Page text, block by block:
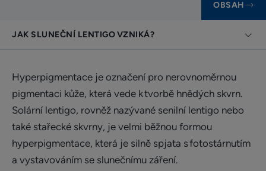
OBSAH
JAK SLUNEČNÍ LENTIGO VZNIKÁ?
Hyperpigmentace je označení pro nerovnoměrnou
pigmentaci kůže, která vede k tvorbě hnědých skvrn.
Solární lentigo, rovněž nazývané senilní lentigo nebo
také stařecké skvrny, je velmi běžnou formou
hyperpigmentace, která je silně spjata s fotostárnutím
a vystavováním se slunečnímu záření.